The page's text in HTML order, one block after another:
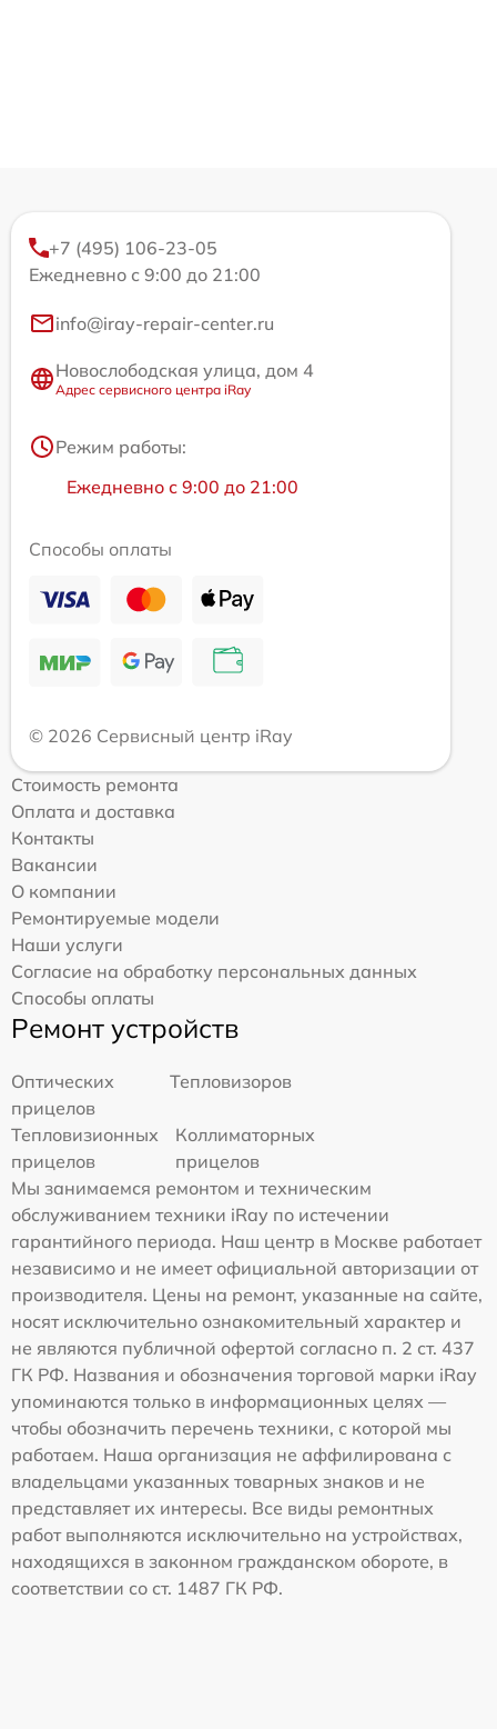
+7 (495) 106-23-05
Ежедневно с 9:00 до 21:00
info@iray-repair-center.ru
Новослободская улица, дом 4
Адрес сервисного центра iRay
Режим работы:
Ежедневно с 9:00 до 21:00
Способы оплаты
© 2026 Сервисный центр iRay
Стоимость ремонта
Оплата и доставка
Контакты
Вакансии
О компании
Ремонтируемые модели
Наши услуги
Согласие на обработку персональных данных
Способы оплаты
Ремонт устройств
Оптических
прицелов
Тепловизоров
Тепловизионных
прицелов
Коллиматорных
прицелов
Мы занимаемся ремонтом и техническим
обслуживанием техники iRay по истечении
гарантийного периода. Наш центр в Москве работает
независимо и не имеет официальной авторизации от
производителя. Цены на ремонт, указанные на сайте,
носят исключительно ознакомительный характер и
не являются публичной офертой согласно п. 2 ст. 437
ГК РФ. Названия и обозначения торговой марки iRay
упоминаются только в информационных целях —
чтобы обозначить перечень техники, с которой мы
работаем. Наша организация не аффилирована с
владельцами указанных товарных знаков и не
представляет их интересы. Все виды ремонтных
работ выполняются исключительно на устройствах,
находящихся в законном гражданском обороте, в
соответствии со ст. 1487 ГК РФ.